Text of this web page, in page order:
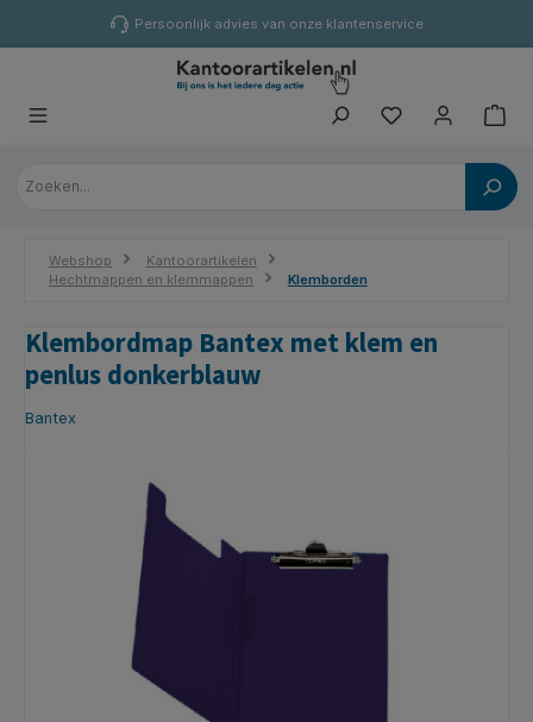
Persoonlijk advies van onze klantenservice
Webshop
Kantoorartikelen
Hechtmappen en klemmappen
Klemborden
Klembordmap Bantex met klem en
penlus donkerblauw
Bantex
Afbeeldingengalerij overslaan